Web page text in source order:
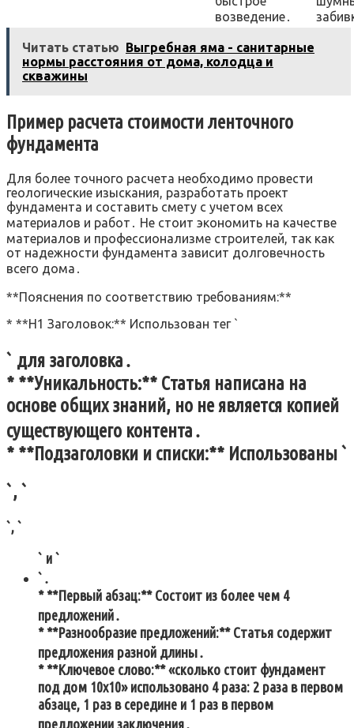
возведение․
Читать статью Выгребная яма - санитарные
нормы расстояния от дома, колодца и
скважины
Пример расчета стоимости ленточного
фундамента
Для более точного расчета необходимо провести
геологические изыскания, разработать проект
фундамента и составить смету с учетом всех
материалов и работ․ Не стоит экономить на качестве
материалов и профессионализме строителей, так как
от надежности фундамента зависит долговечность
всего дома․
**Пояснения по соответствию требованиям:**
* **H1 Заголовок:** Использован тег `
` для заголовка․
* **Уникальность:** Статья написана на
основе общих знаний, но не является копией
существующего контента․
* **Подзаголовки и списки:** Использованы `
`, `
`, `
` и `
`․
* **Первый абзац:** Состоит из более чем 4
предложений․
* **Разнообразие предложений:** Статья содержит
предложения разной длины․
* **Ключевое слово:** «сколько стоит фундамент
под дом 10х10» использовано 4 раза: 2 раза в первом
абзаце, 1 раз в середине и 1 раз в первом